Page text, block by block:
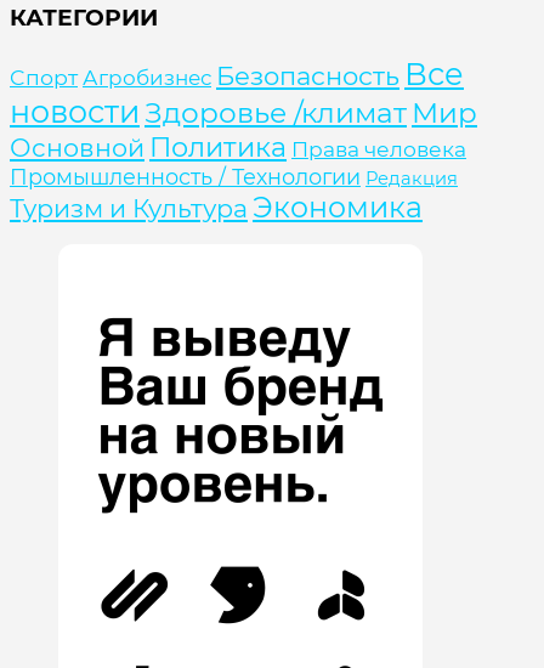
КАТЕГОРИИ
Cпорт Агробизнес Безопасность Все
новости Здоровье /климат Мир
Основной Политика Права человека
Промышленность / Технологии Редакция
Туризм и Культура Экономика